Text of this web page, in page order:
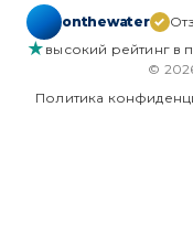
onthewater ✓
★ высокий рейтинг в
©
Политика